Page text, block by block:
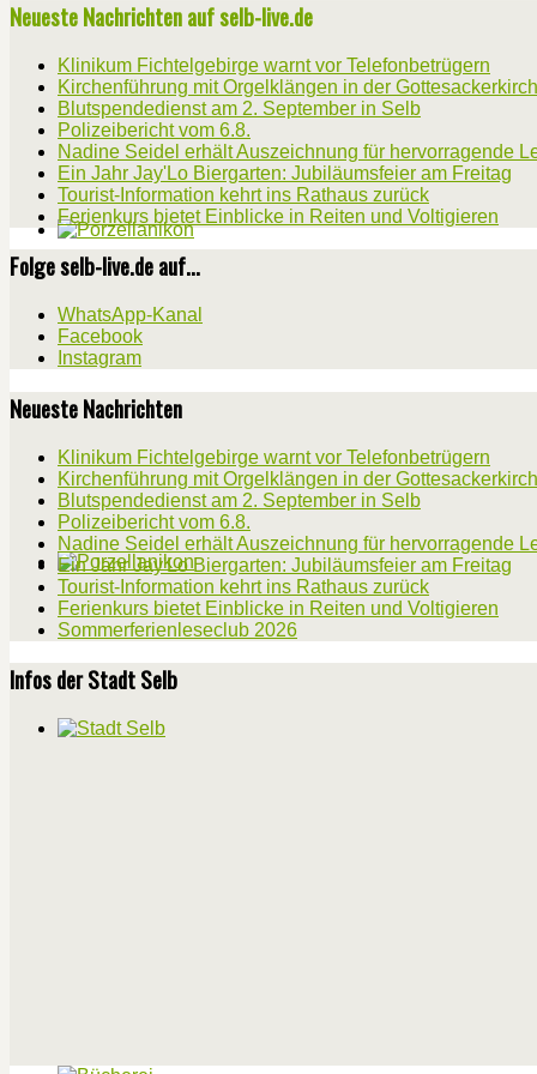
Neueste Nachrichten auf selb-live.de
Klinikum Fichtelgebirge warnt vor Telefonbetrügern
Kirchenführung mit Orgelklängen in der
Blutspendedienst am 2. September in Selb
Polizeibericht vom 6.8.
Nadine Seidel erhält Auszeichnung für hervorragende
Ein Jahr Jay'Lo Biergarten: Jubiläumsfeier am Freitag
Tourist-Information kehrt ins Rathaus zurück
Ferienkurs bietet Einblicke in Reiten und Voltigieren
Folge selb-live.de auf...
WhatsApp-Kanal
Facebook
Instagram
Neueste Nachrichten
Klinikum Fichtelgebirge warnt vor Telefonbetrügern
Kirchenführung mit Orgelklängen in der
Blutspendedienst am 2. September in Selb
Polizeibericht vom 6.8.
Nadine Seidel erhält Auszeichnung für hervorragende
Ein Jahr Jay'Lo Biergarten: Jubiläumsfeier am Freitag
Tourist-Information kehrt ins Rathaus zurück
Ferienkurs bietet Einblicke in Reiten und Voltigieren
Sommerferienleseclub 2026
Infos der Stadt Selb